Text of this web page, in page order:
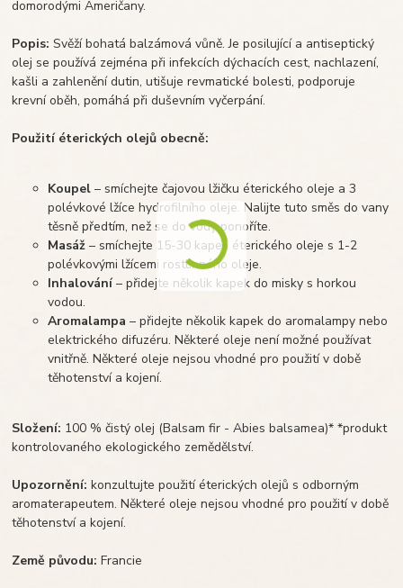
domorodými Američany.
Popis: Svěží bohatá balzámová vůně. Je posilující a antiseptický
olej se používá zejména při infekcích dýchacích cest, nachlazení,
kašli a zahlenění dutin, utišuje revmatické bolesti, podporuje
krevní oběh, pomáhá při duševním vyčerpání.
Použití éterických olejů obecně:
Koupel – smíchejte čajovou lžičku éterického oleje a 3
polévkové lžíce hydrofilního oleje. Nalijte tuto směs do vany
těsně předtím, než se do vody ponoříte.
Masáž – smíchejte 15-30 kapek éterického oleje s 1-2
polévkovými lžícemi rostlinného oleje.
Inhalování– přidejte několik kapek do misky s horkou
vodou.
Aromalampa – přidejte několik kapek do aromalampy nebo
elektrického difuzéru. Některé oleje není možné používat
vnitřně. Některé oleje nejsou vhodné pro použití v době
těhotenství a kojení.
Složení: 100 % čistý olej (Balsam fir - Abies balsamea)* *produkt
kontrolovaného ekologického zemědělství.
Upozornění: konzultujte použití éterických olejů s odborným
aromaterapeutem. Některé oleje nejsou vhodné pro použití v době
těhotenství a kojení.
Země původu: Francie